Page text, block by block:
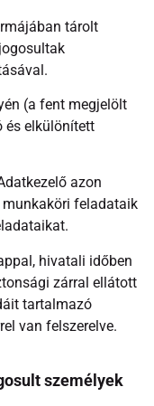
tárolt
(a fent megjelölt
és elkülönített
azon
feladataik
hivatali időben
zárral ellátott
tartalmazó
van felszerelve.
személyek